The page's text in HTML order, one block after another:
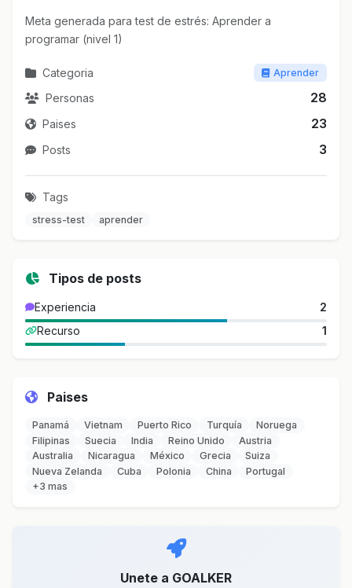
Meta generada para test de estrés: Aprender a
programar (nivel 1)
Categoria Aprender
Personas 28
Paises 23
Posts 3
Tags
stress-test aprender
Tipos de posts
Experiencia
2
Recurso
1
Paises
Panamá Vietnam Puerto Rico Turquía
Noruega
Filipinas
Suecia India Reino Unido
Austria
Australia
Nicaragua México Grecia
Suiza
Nueva Zelanda
Cuba Polonia China
Portugal
+3 mas
Unete a GOALKER